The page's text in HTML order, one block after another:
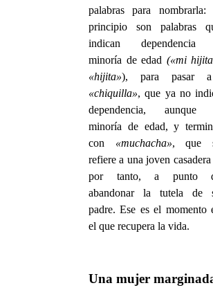
palabras para nombrarla:
principio son palabras
indican dependencia
minoría de edad («mi
«hijita»), para pasar a
«chiquilla», que ya no
dependencia, aunque
minoría de edad, y
con «muchacha», que
refiere a una joven casadera
por tanto, a punto
abandonar la tutela de
padre. Ese es el momento
el que recupera la vida.
Una mujer